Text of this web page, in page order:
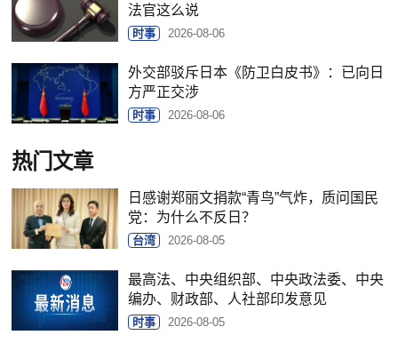
法官这么说
时事 2026-08-06
外交部驳斥日本《防卫白皮书》：已向日
方严正交涉
时事 2026-08-06
热门文章
日感谢郑丽文捐款“青鸟”气炸，质问国民
党：为什么不反日？
台湾 2026-08-05
最高法、中央组织部、中央政法委、中央
编办、财政部、人社部印发意见
时事 2026-08-05